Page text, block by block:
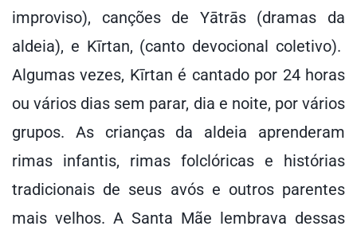
improviso), canções de Yātrās (dramas da
aldeia), e Kīrtan, (canto devocional coletivo).
Algumas vezes, Kīrtan é cantado por 24 horas
ou vários dias sem parar, dia e noite, por vários
grupos. As crianças da aldeia aprenderam
rimas infantis, rimas folclóricas e histórias
tradicionais de seus avós e outros parentes
mais velhos. A Santa Mãe lembrava dessas